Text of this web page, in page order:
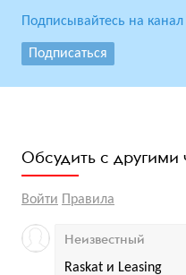
Подписывайтесь на канал
Подписаться
Обсудить с другими
Войти Правила
Raskat и Leasing
Неизвестный